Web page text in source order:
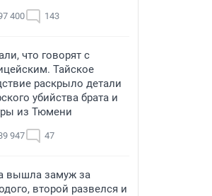
400 143
что говорят с
Тайское
раскрыло детали
убийства брата и
из Тюмени
947 47
вышла замуж за
второй развелся и